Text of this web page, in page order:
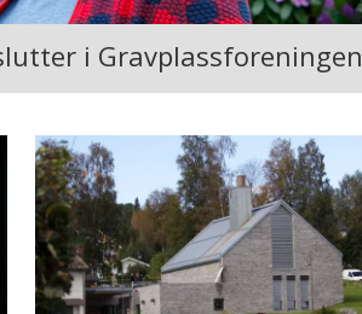
i Gravplassforeningen